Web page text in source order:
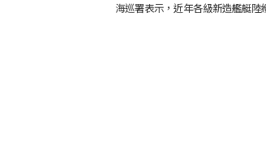
海巡署表示，近年各級新造艦艇